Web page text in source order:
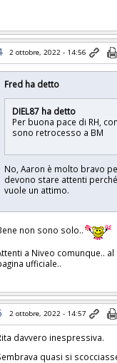
2 ottobre, 2022 - 14:56
Fred ha detto
DIEL87 ha detto
Per buona pace di RH,
sono retrocesso a BM
No, Aaron è molto bravo
devono stare attenti
vuole un attimo.
non sono solo..
a Niveo comunque..
ufficiale..
2 ottobre, 2022 - 14:57
davvero inespressiva.
quasi si